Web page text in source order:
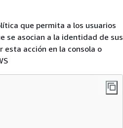
que permita a los usuarios
se asocian a la identidad de sus
esta acción en la consola o